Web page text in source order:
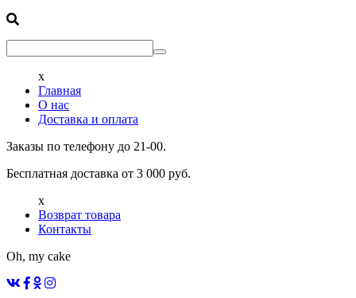
x
Главная
О нас
Доставка и оплата
Заказы по телефону до 21-00.
Бесплатная доставка от 3 000 руб.
x
Возврат товара
Контакты
Oh, my cake